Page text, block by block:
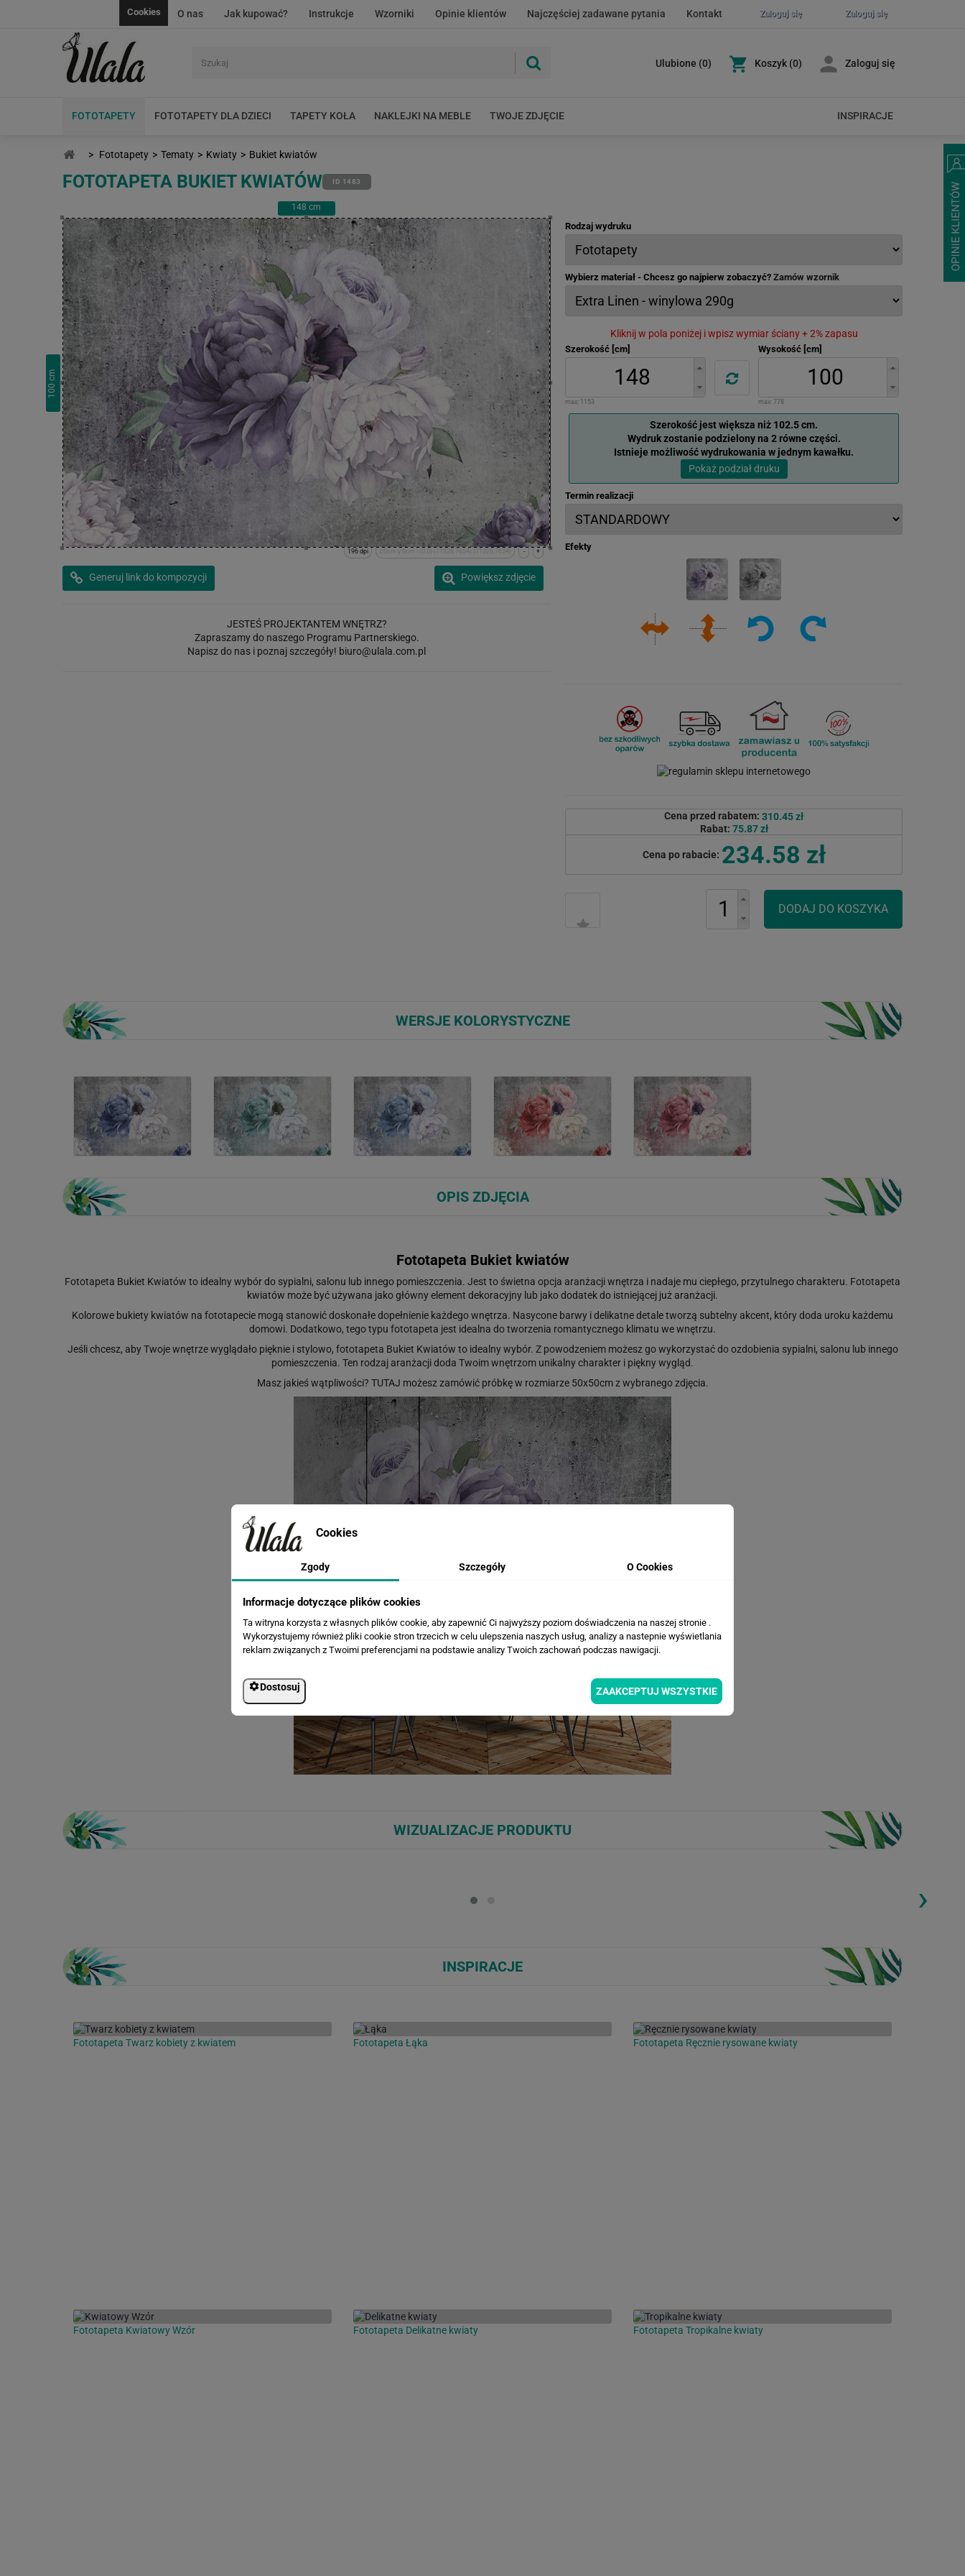
Zaloguj się
Zaloguj się
O nas Jak kupować? Instrukcje Wzorniki Opinie klientów Najczęściej zadawane pytania Kontakt
Cookies
Ulubione (0) Koszyk (0) Zaloguj się
FOTOTAPETY FOTOTAPETY DLA DZIECI TAPETY KOŁA NAKLEJKI NA MEBLE TWOJE ZDJĘCIE INSPIRACJE
> Fototapety > Tematy > Kwiaty > Bukiet kwiatów
FOTOTAPETA BUKIET KWIATÓW ID 1483
148 cm
100
cm
+
-
x:0cm y:0cm | (0,0) (11328,7654) (11328,7654)
196 dpi
Powiększ zdjęcie
Generuj link do kompozycji
JESTEŚ PROJEKTANTEM WNĘTRZ?
Zapraszamy do naszego Programu Partnerskiego.
Napisz do nas i poznaj szczegóły! biuro@ulala.com.pl
Rodzaj wydruku
Wybierz materiał - Chcesz go najpierw zobaczyć? Zamów wzornik
Kliknij w pola poniżej i wpisz wymiar ściany + 2% zapasu
Szerokość [cm]
max: 1153
Wysokość [cm]
max: 778
Szerokość jest większa niż 102.5 cm.
Wydruk zostanie podzielony na 2 równe części.
Istnieje możliwość wydrukowania w jednym kawałku.
Pokaż podział druku
Termin realizacji
Efekty
Cena przed rabatem: 310.45 zł
Rabat: 75.87 zł
Cena po rabacie: 234.58 zł
WERSJE KOLORYSTYCZNE
OPIS ZDJĘCIA
Fototapeta Bukiet kwiatów
Fototapeta Bukiet Kwiatów to idealny wybór do sypialni, salonu lub innego pomieszczenia. Jest to świetna opcja aranżacji wnętrza i nadaje mu ciepłego, przytulnego charakteru. Fototapeta
kwiatów może być używana jako główny element dekoracyjny lub jako dodatek do istniejącej już aranżacji.
Kolorowe bukiety kwiatów na fototapecie mogą stanowić doskonałe dopełnienie każdego wnętrza. Nasycone barwy i delikatne detale tworzą subtelny akcent, który doda uroku każdemu
domowi. Dodatkowo, tego typu fototapeta jest idealna do tworzenia romantycznego klimatu we wnętrzu.
Jeśli chcesz, aby Twoje wnętrze wyglądało pięknie i stylowo, fototapeta Bukiet Kwiatów to idealny wybór. Z powodzeniem możesz go wykorzystać do ozdobienia sypialni, salonu lub innego
pomieszczenia. Ten rodzaj aranżacji doda Twoim wnętrzom unikalny charakter i piękny wygląd.
Masz jakieś wątpliwości? TUTAJ możesz zamówić próbkę w rozmiarze 50x50cm z wybranego zdjęcia.
WIZUALIZACJE PRODUKTU
Loading...
›
INSPIRACJE
Fototapeta Twarz kobiety z kwiatem Fototapeta Łąka Fototapeta Ręcznie rysowane kwiaty
Fototapeta Kwiatowy Wzór Fototapeta Delikatne kwiaty Fototapeta Tropikalne kwiaty
Cookies
Zgody Szczegóły O Cookies
Informacje dotyczące plików cookies
Ta witryna korzysta z własnych plików cookie, aby zapewnić Ci najwyższy poziom doświadczenia na naszej stronie .
Wykorzystujemy również pliki cookie stron trzecich w celu ulepszenia naszych usług, analizy a nastepnie wyświetlania
reklam związanych z Twoimi preferencjami na podstawie analizy Twoich zachowań podczas nawigacji.
Dostosuj ZAAKCEPTUJ WSZYSTKIE